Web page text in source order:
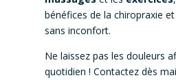
bénéfices de la chiropraxie
sans inconfort.
Ne laissez pas les douleurs
quotidien ! Contactez dès